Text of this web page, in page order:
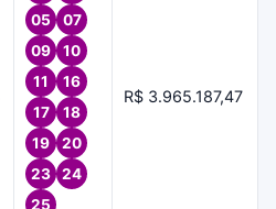
05
07
09
10
11
16
17
18
19
20
23
24
25
R$ 3.965.187,47